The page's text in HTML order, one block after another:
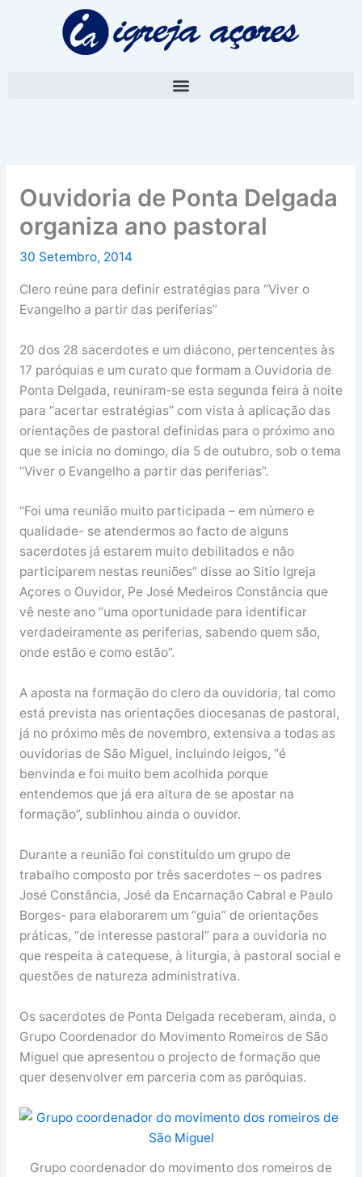
Ouvidoria de Ponta Delgada
organiza ano pastoral
30 Setembro, 2014
Clero reúne para definir estratégias para “Viver o
Evangelho a partir das periferias”
20 dos 28 sacerdotes e um diácono, pertencentes às
17 paróquias e um curato que formam a Ouvidoria de
Ponta Delgada, reuniram-se esta segunda feira à noite
para “acertar estratégias” com vista à aplicação das
orientações de pastoral definidas para o próximo ano
que se inicia no domingo, dia 5 de outubro, sob o tema
“Viver o Evangelho a partir das periferias”.
“Foi uma reunião muito participada – em número e
qualidade- se atendermos ao facto de alguns
sacerdotes já estarem muito debilitados e não
participarem nestas reuniões” disse ao Sitio Igreja
Açores o Ouvidor, Pe José Medeiros Constância que
vê neste ano “uma oportunidade para identificar
verdadeiramente as periferias, sabendo quem são,
onde estão e como estão”.
A aposta na formação do clero da ouvidoria, tal como
está prevista nas orientações diocesanas de pastoral,
já no próximo mês de novembro, extensiva a todas as
ouvidorias de São Miguel, incluindo leigos, “é
benvinda e foi muito bem acolhida porque
entendemos que já era altura de se apostar na
formação”, sublinhou ainda o ouvidor.
Durante a reunião foi constituído um grupo de
trabalho composto por três sacerdotes – os padres
José Constância, José da Encarnação Cabral e Paulo
Borges- para elaborarem um “guia” de orientações
práticas, “de interesse pastoral” para a ouvidoria no
que respeita à catequese, à liturgia, à pastoral social e
questões de natureza administrativa.
Os sacerdotes de Ponta Delgada receberam, ainda, o
Grupo Coordenador do Movimento Romeiros de São
Miguel que apresentou o projecto de formação que
quer desenvolver em parceria com as paróquias.
Grupo coordenador do movimento dos romeiros de